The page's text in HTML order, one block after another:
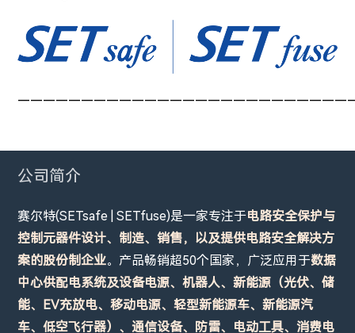
公司简介
赛尔特(SETsafe | SETfuse)是一家专注于电路安全保护与
控制元器件设计、制造、销售，以及提供电路安全解决方
案的股份制企业。产品畅销超50个国家，广泛应用于数据
中心供配电系统及设备电源、机器人、新能源（光伏、储
能、EV充放电、移动电源、轻型新能源车、新能源汽
车、低空飞行器）、通信设备、防雷、电动工具、消费电